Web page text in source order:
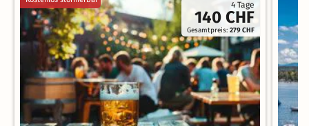
4 Tage
140 CHF
Gesamtpreis:279 CHF